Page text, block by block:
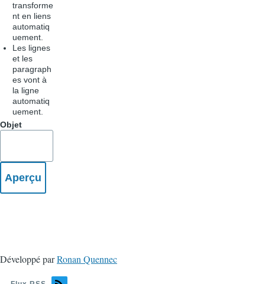
transforme
nt en liens
automatiq
uement.
Les lignes
et les
paragraph
es vont à
la ligne
automatiq
uement.
Objet
Développé parRonan Quennec